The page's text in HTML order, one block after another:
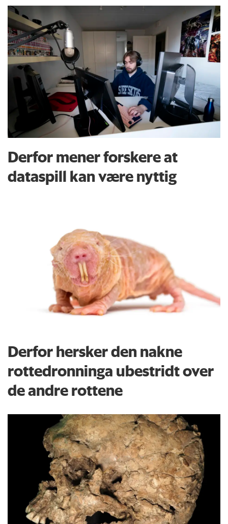
Derfor mener forskere at
dataspill kan være nyttig
Derfor hersker den nakne
rottedronninga ubestridt over
de andre rottene